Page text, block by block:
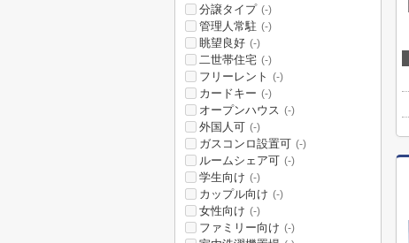
分譲タイプ (-)
管理人常駐 (-)
眺望良好 (-)
二世帯住宅 (-)
フリーレント (-)
カードキー (-)
オープンハウス (-)
外国人可 (-)
ガスコンロ設置可 (-)
ルームシェア可 (-)
学生向け (-)
カップル向け (-)
女性向け (-)
ファミリー向け (-)